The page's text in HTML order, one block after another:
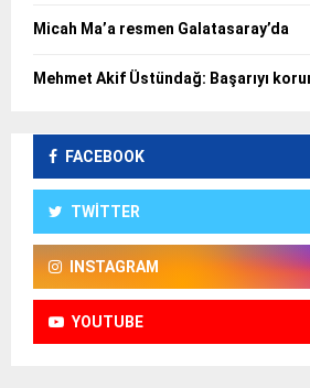
Micah Ma’a resmen Galatasaray’da
Mehmet Akif Üstündağ: Başarıyı
FACEBOOK
TWITTER
INSTAGRAM
YOUTUBE